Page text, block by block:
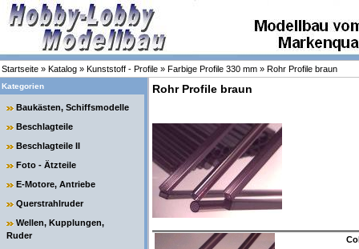
Startseite » Katalog » Kunststoff - Profile » Farbige Profile 330 mm » Rohr Profile braun
Kategorien
Baukästen, Schiffsmodelle
Beschlagteile
Beschlagteile II
Foto - Ätzteile
E-Motore, Antriebe
Querstrahlruder
Wellen, Kupplungen,
Ruder
Rohr Profile braun